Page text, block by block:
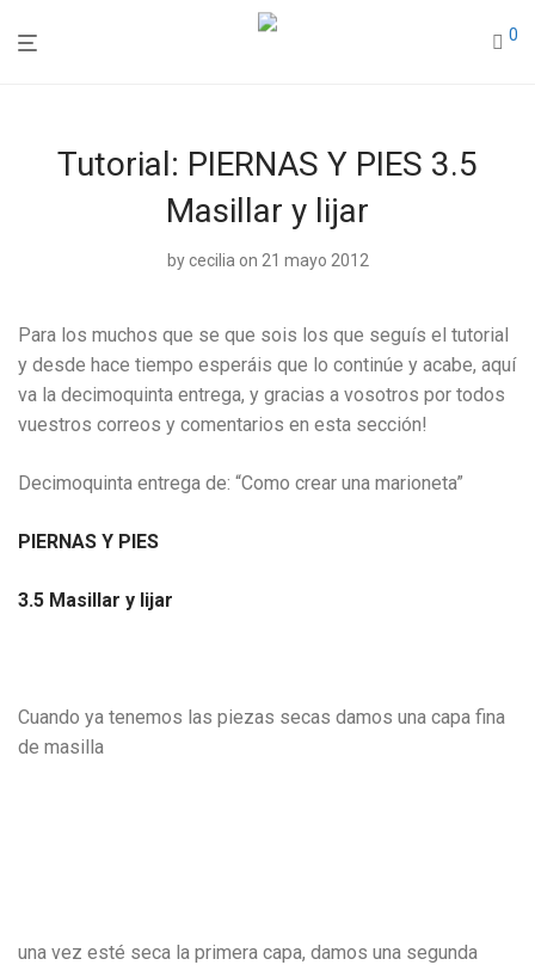
0
Tutorial: PIERNAS Y PIES 3.5
Masillar y lijar
bycecilia on 21 mayo 2012
Para los muchos que se que sois los que seguís el tutorial
y desde hace tiempo esperáis que lo continúe y acabe, aquí
va la decimoquinta entrega, y gracias a vosotros por todos
vuestros correos y comentarios en esta sección!
Decimoquinta entrega de: “Como crear una marioneta”
PIERNAS Y PIES
3.5 Masillar y lijar
Cuando ya tenemos las piezas secas damos una capa fina
de masilla
una vez esté seca la primera capa, damos una segunda